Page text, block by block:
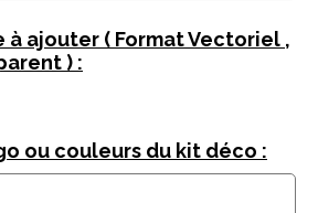
à ajouter ( Format Vectoriel ,
) :
ou couleurs du kit déco :